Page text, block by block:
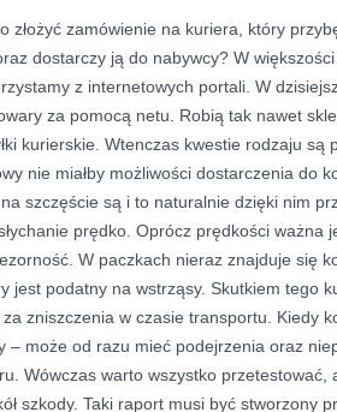
złożyć zamówienie na kuriera, który
dostarczy ją do nabywcy? W
z internetowych portali. W
za pomocą netu. Robią tak nawet
kurierskie. Wtenczas kwestie rodzaju są
nie miałby możliwości dostarczenia do
szczęście są i to naturalnie dzięki nim
prędko. Oprócz prędkości ważna
W paczkach nieraz znajduje się
jest podatny na wstrząsy. Skutkiem tego
zniszczenia w czasie transportu. Kiedy
– może od razu mieć podejrzenia oraz
Wówczas warto wszystko przetestować,
szkody. Taki raport musi być stworzony